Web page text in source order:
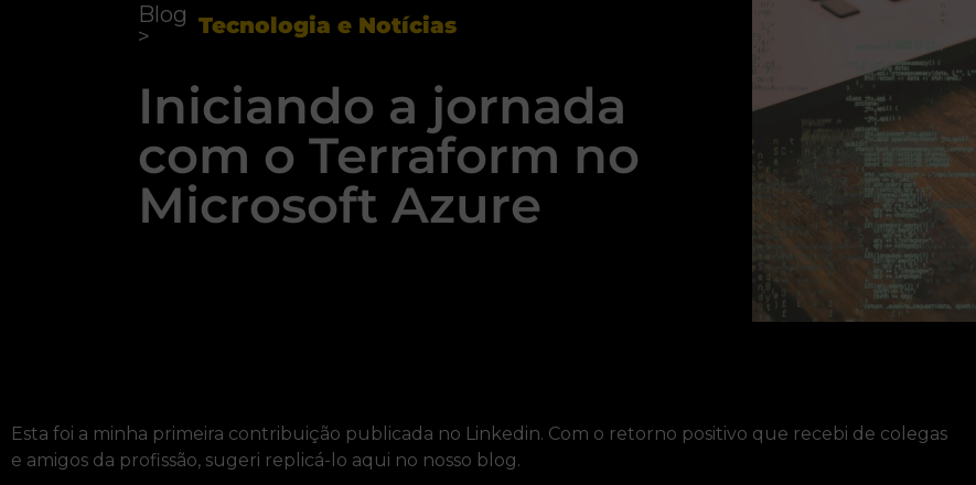
Blog
>
Tecnologia e Notícias
Iniciando a jornada
com o Terraform no
Microsoft Azure
Esta foi a minha primeira contribuição publicada no Linkedin. Com o retorno positivo que recebi de colegas
e amigos da profissão, sugeri replicá-lo aqui no nosso blog.